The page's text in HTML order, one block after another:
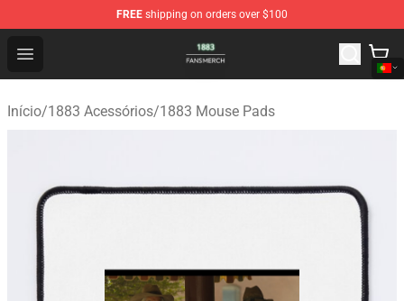
FREE shipping on orders over $100
Open menu
1883 Shop - Official 1883 Merchandise Store
Início/1883 Acessórios/1883 Mouse Pads